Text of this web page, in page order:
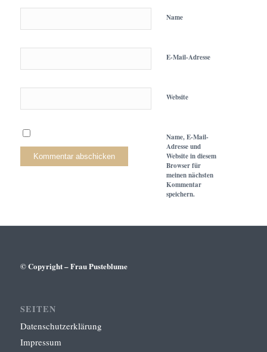
Name
E-Mail-Adresse
Website
Name, E-Mail-
Adresse und
Website in diesem
Browser für
meinen nächsten
Kommentar
speichern.
© Copyright – Frau Pusteblume
SEITEN
Datenschutzerklärung
Impressum